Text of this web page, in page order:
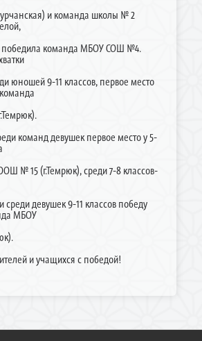
и команда школы № 2
победила команда МБОУ СОШ №4.
юношей 9-11 классов, первое место
команд девушек первое место у 5-
№ 15 (г.Темрюк), среди 7-8 классов-
среди девушек 9-11 классов победу
МБОУ
и учащихся с победой!